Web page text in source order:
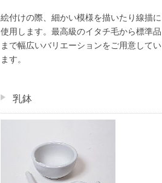
絵付けの際、細かい模様を描いたり線描に
使用します。最高級のイタチ毛から標準品
まで幅広いバリエーションをご用意してい
ます。
乳鉢